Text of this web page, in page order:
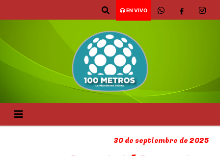
EN VIVO
30 de septiembre de 2025